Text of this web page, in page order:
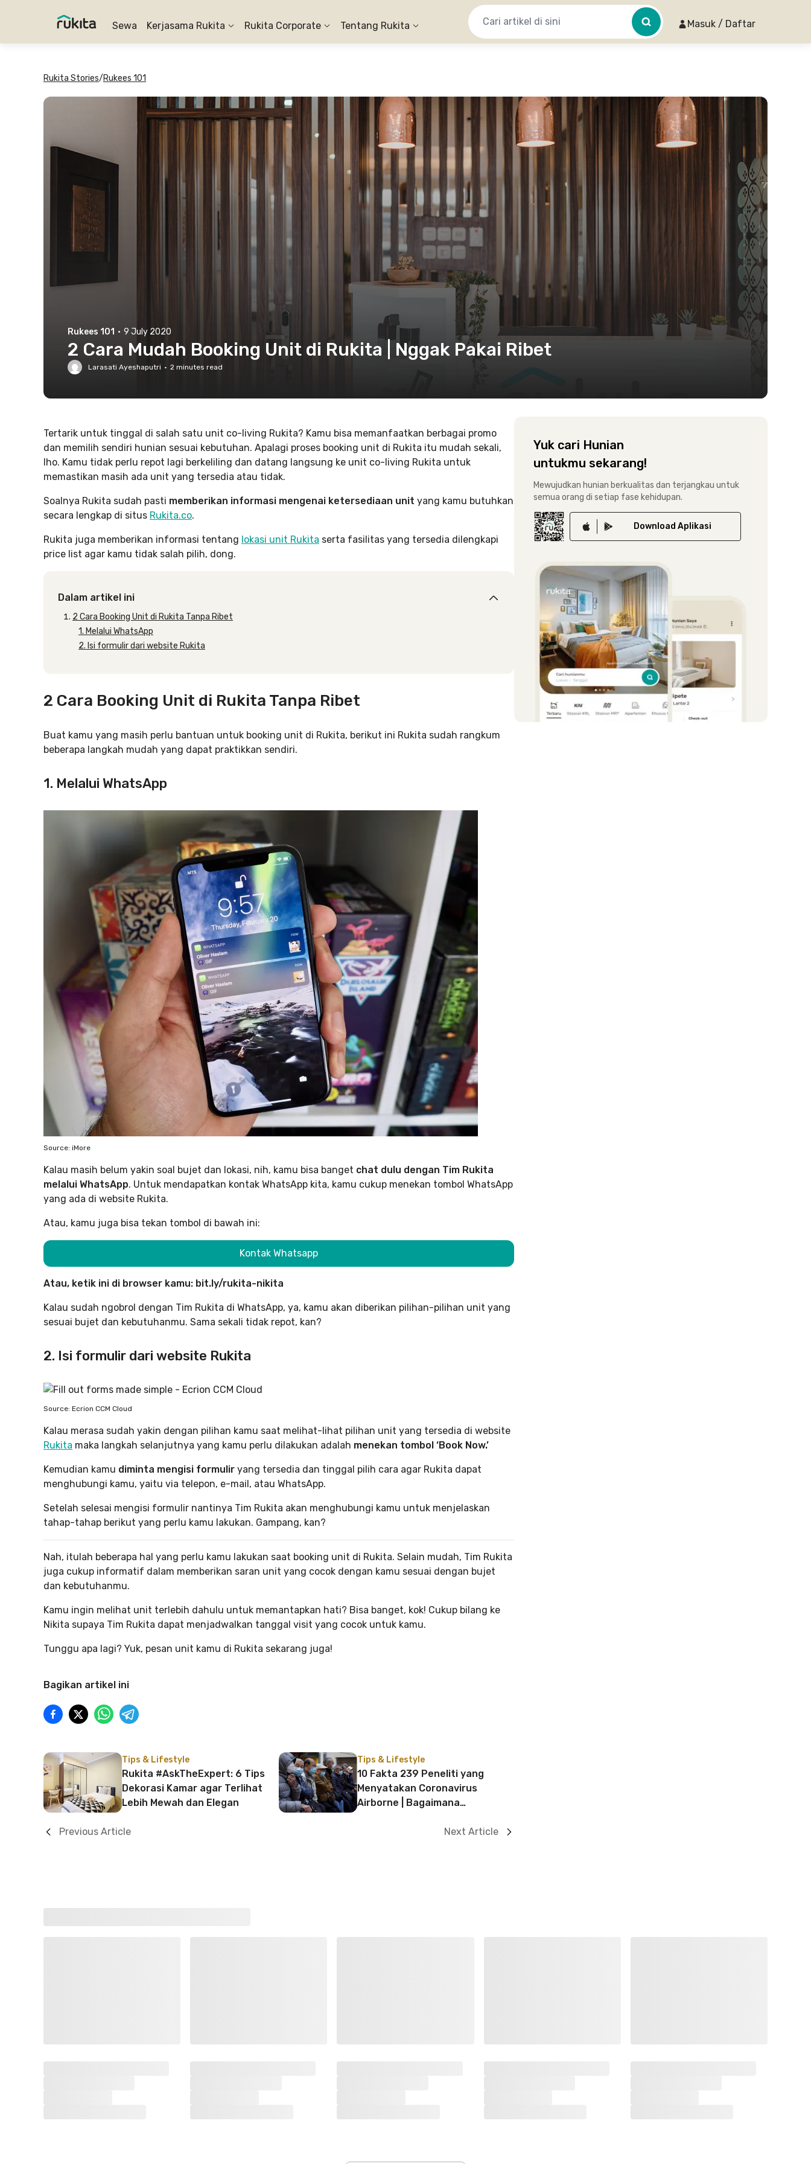
Sewa Kerjasama Rukita Rukita Corporate Tentang Rukita Masuk / Daftar
Rukita Stories/Rukees 101
Rukees 101 · 9 July 2020
2 Cara Mudah Booking Unit di Rukita | Nggak Pakai Ribet
Larasati Ayeshaputri · 2 minutes read
Tertarik untuk tinggal di salah satu unit co-living Rukita? Kamu bisa memanfaatkan berbagai promo
dan memilih sendiri hunian sesuai kebutuhan. Apalagi proses booking unit di Rukita itu mudah sekali,
lho. Kamu tidak perlu repot lagi berkeliling dan datang langsung ke unit co-living Rukita untuk
memastikan masih ada unit yang tersedia atau tidak.
Soalnya Rukita sudah pasti memberikan informasi mengenai ketersediaan unit yang kamu butuhkan
secara lengkap di situs Rukita.co.
Rukita juga memberikan informasi tentang lokasi unit Rukita serta fasilitas yang tersedia dilengkapi
price list agar kamu tidak salah pilih, dong.
Dalam artikel ini
2 Cara Booking Unit di Rukita Tanpa Ribet
1. Melalui WhatsApp
2. Isi formulir dari website Rukita
2 Cara Booking Unit di Rukita Tanpa Ribet
Buat kamu yang masih perlu bantuan untuk booking unit di Rukita, berikut ini Rukita sudah rangkum
beberapa langkah mudah yang dapat praktikkan sendiri.
1. Melalui WhatsApp
Source: iMore
Kalau masih belum yakin soal bujet dan lokasi, nih, kamu bisa banget chat dulu dengan Tim Rukita
melalui WhatsApp. Untuk mendapatkan kontak WhatsApp kita, kamu cukup menekan tombol WhatsApp
yang ada di website Rukita.
Atau, kamu juga bisa tekan tombol di bawah ini:
Kontak Whatsapp
Atau, ketik ini di browser kamu: bit.ly/rukita-nikita
Kalau sudah ngobrol dengan Tim Rukita di WhatsApp, ya, kamu akan diberikan pilihan-pilihan unit yang
sesuai bujet dan kebutuhanmu. Sama sekali tidak repot, kan?
2. Isi formulir dari website Rukita
Source: Ecrion CCM Cloud
Kalau merasa sudah yakin dengan pilihan kamu saat melihat-lihat pilihan unit yang tersedia di website
Rukita maka langkah selanjutnya yang kamu perlu dilakukan adalah menekan tombol ‘Book Now.’
Kemudian kamu diminta mengisi formulir yang tersedia dan tinggal pilih cara agar Rukita dapat
menghubungi kamu, yaitu via telepon, e-mail, atau WhatsApp.
Setelah selesai mengisi formulir nantinya Tim Rukita akan menghubungi kamu untuk menjelaskan
tahap-tahap berikut yang perlu kamu lakukan. Gampang, kan?
Nah, itulah beberapa hal yang perlu kamu lakukan saat booking unit di Rukita. Selain mudah, Tim Rukita
juga cukup informatif dalam memberikan saran unit yang cocok dengan kamu sesuai dengan bujet
dan kebutuhanmu.
Kamu ingin melihat unit terlebih dahulu untuk memantapkan hati? Bisa banget, kok! Cukup bilang ke
Nikita supaya Tim Rukita dapat menjadwalkan tanggal visit yang cocok untuk kamu.
Tunggu apa lagi? Yuk, pesan unit kamu di Rukita sekarang juga!
Bagikan artikel ini
Tips & Lifestyle
Rukita #AskTheExpert: 6 Tips
Dekorasi Kamar agar Terlihat
Lebih Mewah dan Elegan
Previous Article
Tips & Lifestyle
10 Fakta 239 Peneliti yang
Menyatakan Coronavirus
Airborne | Bagaimana
Next Article
Yuk cari Hunian
untukmu sekarang!
Mewujudkan hunian berkualitas dan terjangkau untuk
semua orang di setiap fase kehidupan.
Download Aplikasi